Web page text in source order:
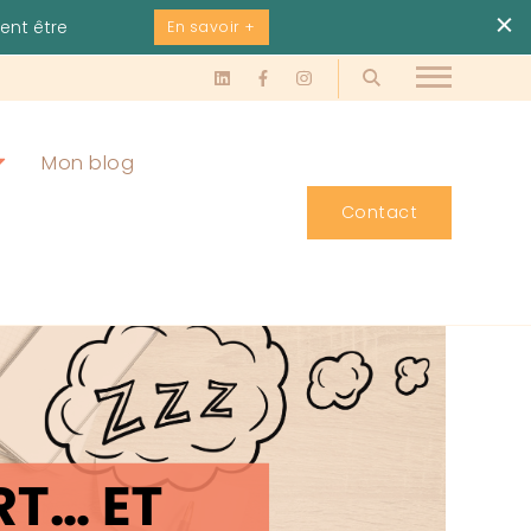
être En savoir +
Mon blog
Contact